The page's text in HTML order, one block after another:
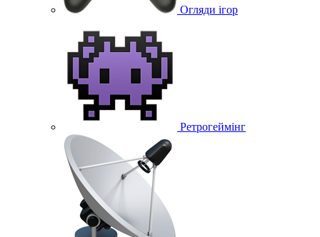
Огляди ігор
Ретрогеймінг